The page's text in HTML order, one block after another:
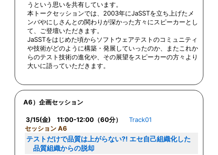
うという思いを共有しています。
本トークセッションでは、2003年にJaSSTを立ち上げたメ
ンバやにしさんとの関わりが深かった方々にスピーカーとし
て、ご登壇いただきます。
JaSSTをはじめた頃からソフトウェアテストのコミュニティ
や技術がどのように構築・発展していったのか、またこれか
らのテスト技術の進化や、その展望をスピーカーの方々より
大いに語っていただきます。
A6）企画セッション
3/15(金) 11:00-12:00（60分）
Track01
セッション A6
テストだけで品質は上がらない?! エセ自己組織化した
品質組織からの脱却